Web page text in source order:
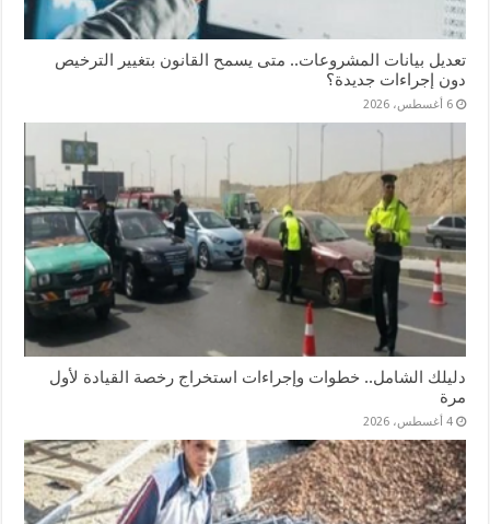
تعديل بيانات المشروعات.. متى يسمح القانون بتغيير الترخيص
دون إجراءات جديدة؟
6 أغسطس، 2026
دليلك الشامل.. خطوات وإجراءات استخراج رخصة القيادة لأول
مرة
4 أغسطس، 2026